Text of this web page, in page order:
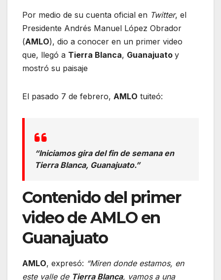
Por medio de su cuenta oficial en Twitter, el
Presidente Andrés Manuel López Obrador
(AMLO), dio a conocer en un primer video
que, llegó a Tierra Blanca, Guanajuato y
mostró su paisaje
El pasado 7 de febrero, AMLO tuiteó:
“Iniciamos gira del fin de semana en
Tierra Blanca, Guanajuato.”
Contenido del primer
video de AMLO en
Guanajuato
AMLO, expresó: “Miren donde estamos, en
este valle de Tierra Blanca, vamos a una